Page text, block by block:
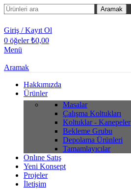
Aramak
Giriş / Kayıt Ol
0 öğeler ₺0,00
Menü
Aramak
Hakkımızda
Ürünler
Masalar
Çalışma Koltukları
Koltuklar - Kanepeler
Bekleme Grubu
Depolama Ürünleri
Tamamlayıcılar
Onlıne Satış
Yeni Konsept
Projeler
İletişim